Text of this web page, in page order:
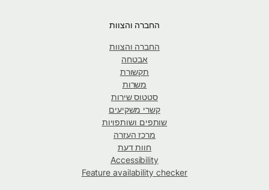
החברה והצוות
החברה והצוות
אבטחה
תקשורת
משרות
סטטוס שירות
קשרי משקיעים
שותפים ושותפויות
מרכז העזרה
חוות דעת
Accessibility
Feature availability checker